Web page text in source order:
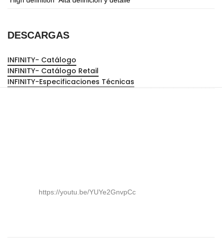
DESCARGAS
INFINITY- Catálogo
INFINITY- Catálogo Retail
INFINITY-Especificaciones Técnicas
https://youtu.be/YUYe2GnvpCc